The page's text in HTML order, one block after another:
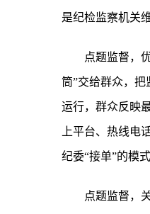
是纪检监察机关
点题监督，
筒”交给群众，
运行，群众反映
上平台、热线电
纪委“接单”的模
点题监督，